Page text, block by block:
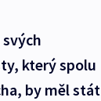
který spolu
by měl stát